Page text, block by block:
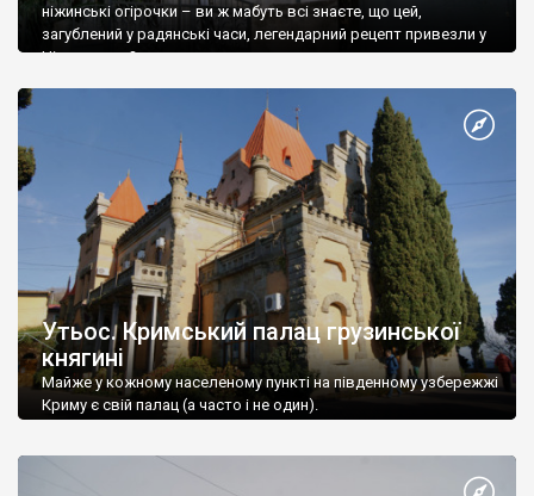
ніжинські огірочки – ви ж мабуть всі знаєте, що цей,
загублений у радянські часи, легендарний рецепт привезли у
Ніжин греки?
Утьос. Кримський палац грузинської
княгині
Майже у кожному населеному пункті на південному узбережжі
Криму є свій палац (а часто і не один).